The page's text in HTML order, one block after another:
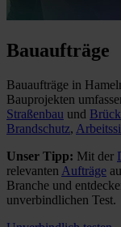
Bauaufträge
Bauaufträge in
Bauprojekten
Straßenbau und
Brandschutz,
Unser Tipp: Mit der
relevanten Aufträge
Branche und
unverbindlichen Test.